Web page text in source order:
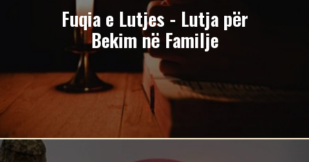
Fuqia e Lutjes - Lutja për
Bekim në Familje